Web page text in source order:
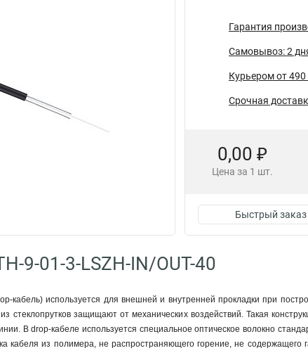
Гарантия
Самовывоз: 2
Курьером от 490
Срочная
0,00 ₽
Цена за 1 шт.
Быстрый заказ
9-01-3-LSZH-IN/OUT-40
кабель) используется для внешней и внутренней прокладки при
стеклопрутков защищают от механических воздействий. Такая
В drop-кабеле используется специальное оптическое волокно
кабеля из полимера, не распространяющего горение, не содержащего